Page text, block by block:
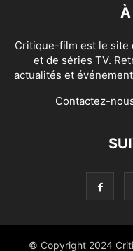
Critique-film est le site
et de séries TV.
actualités et
Contactez-
© Copyright 2024